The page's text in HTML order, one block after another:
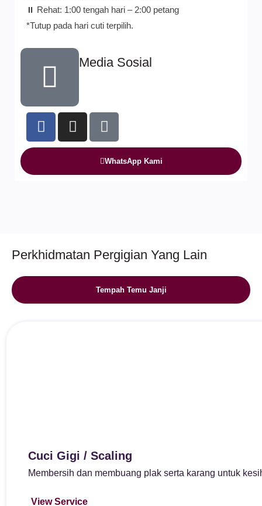
⏸️ Rehat: 1:00 tengah hari – 2:00 petang
*Tutup pada hari cuti terpilih.
Media Sosial
WhatsApp Kami
Perkhidmatan Pergigian Yang Lain
Tempah Temu Janji
Cuci Gigi / Scaling
Membersih dan membuang plak serta karang untuk
View Service